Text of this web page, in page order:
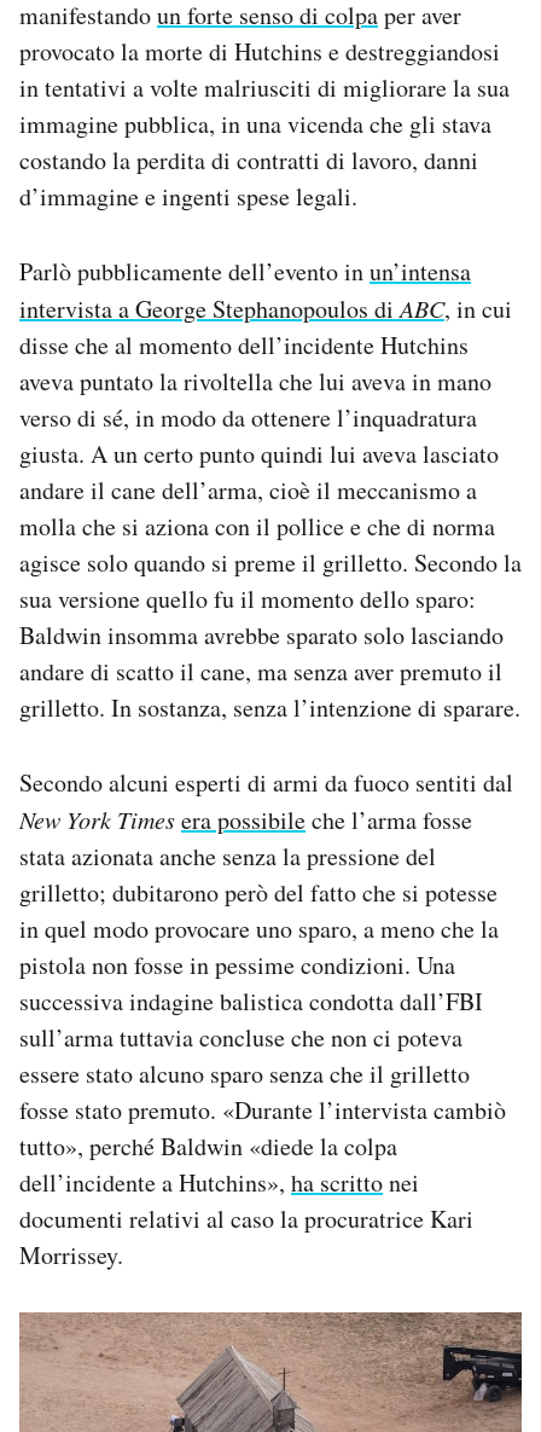
manifestandoun forte senso di colpaper aver
provocato la morte di Hutchins e destreggiandosi
in tentativi a volte malriusciti di migliorare la sua
immagine pubblica, in una vicenda che gli stava
costando la perdita di contratti di lavoro, danni
d’immagine e ingenti spese legali.
Parlò pubblicamente dell’evento inun’intensa
intervista a George Stephanopoulos diABC, in cui
disse che al momento dell’incidente Hutchins
aveva puntato la rivoltella che lui aveva in mano
verso di sé, in modo da ottenere l’inquadratura
giusta. A un certo punto quindi lui aveva lasciato
andare il cane dell’arma, cioè il meccanismo a
molla che si aziona con il pollice e che di norma
agisce solo quando si preme il grilletto. Secondo la
sua versione quello fu il momento dello sparo:
Baldwin insomma avrebbe sparato solo lasciando
andare di scatto il cane, ma senza aver premuto il
grilletto. In sostanza, senza l’intenzione di sparare.
Secondo alcuni esperti di armi da fuoco sentiti dal
New York Timesera possibileche l’arma fosse
stata azionata anche senza la pressione del
grilletto; dubitarono però del fatto che si potesse
in quel modo provocare uno sparo, a meno che la
pistola non fosse in pessime condizioni. Una
successiva indagine balistica condotta dall’FBI
sull’arma tuttavia concluse che non ci poteva
essere stato alcuno sparo senza che il grilletto
fosse stato premuto. «Durante l’intervista cambiò
tutto», perché Baldwin «diede la colpa
dell’incidente a Hutchins», ha scrittonei
documenti relativi al caso la procuratrice Kari
Morrissey.